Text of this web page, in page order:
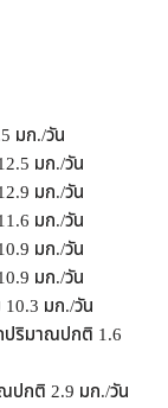
มก./วัน
มก./วัน
มก./วัน
มก./วัน
มก./วัน
มก./วัน
มก./วัน
ปริมาณปกติ 1.6
ปกติ 2.9 มก./วัน